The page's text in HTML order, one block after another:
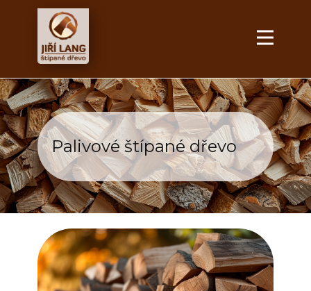
Palivové štípané dřevo